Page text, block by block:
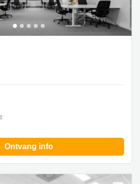
Poortgebouw, Schiphol Airport
Ontvang info